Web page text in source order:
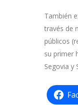
También
través de
públicos
su primer
Segovia y